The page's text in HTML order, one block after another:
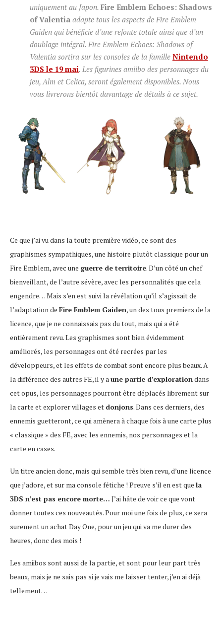
uniquement au Japon. Fire Emblem Echoes: Shadows
of Valentia adapte tous les aspects de Fire Emblem
Gaiden qui bénéficie d’une refonte totale ainsi que d’un
doublage intégral. Fire Emblem Echoes: Shadows of
Valentia sortira sur les consoles de la famille Nintendo
3DS le 19 mai. Les figurines amiibo des personnages du
jeu, Alm et Celica, seront également disponibles. Nous
vous livrerons bientôt davantage de détails à ce sujet.
Ce que j’ai vu dans la toute première vidéo, ce sont des
graphismes sympathiques, une histoire plutôt classique pour un
Fire Emblem, avec une guerre de territoire. D’un côté un chef
bienveillant, de l’autre sévère, avec les personnalités que cela
engendre… Mais s’en est suivi la révélation qu’il s’agissait de
l’adaptation de Fire Emblem Gaiden, un des tous premiers de la
licence, que je ne connaissais pas du tout, mais qui a été
entièrement revu. Les graphismes sont bien évidemment
améliorés, les personnages ont été recrées par les
développeurs, et les effets de combat sont encore plus beaux. A
la différence des autres FE, il y aune partie d’explorationdans
cet opus, les personnages pourront être déplacés librement sur
la carte et explorer villages et donjons. Dans ces derniers, des
ennemis guetteront, ce qui amènera à chaque fois à une carte plus
« classique » des FE, avec les ennemis, nos personnages et la
carte en cases.
Un titre ancien donc, mais qui semble très bien revu, d’une licence
que j’adore, et sur ma console fétiche ! Preuve s’il en est que la
3DS n’est pas encore morte… J’ai hâte de voir ce que vont
donner toutes ces nouveautés. Pour moi une fois de plus, ce sera
surement un achat Day One, pour un jeu qui va me durer des
heures, donc des mois !
Les amiibos sont aussi de la partie, et sont pour leur part très
beaux, mais je ne sais pas si je vais me laisser tenter, j’en ai déjà
tellement…